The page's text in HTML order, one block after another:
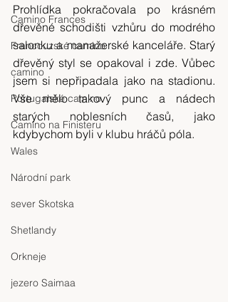
Camino Frances
Francouzské camino
camino
Portugalské camino
Camino na Finisteru
Wales
Národní park
sever Skotska
Shetlandy
Orkneje
jezero Saimaa
Prohlídka pokračovala po krásném
dřevěné schodišti vzhůru do modrého
salonku a manažerské kanceláře. Starý
dřevěný styl se opakoval i zde. Vůbec
jsem si nepřipadala jako na stadionu.
Vše mělo takový punc a nádech
starých noblesních časů, jako
kdybychom byli v klubu hráčů póla.